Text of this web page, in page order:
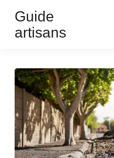
Guide
artisans